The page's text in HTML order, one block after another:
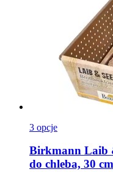
3 opcje
Birkmann Laib
do chleba, 30 cm